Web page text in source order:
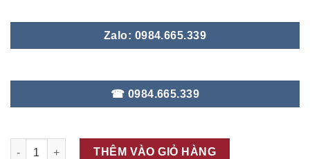
Zalo: 0984.665.339
☎ 0984.665.339
ĐC – B46 số lượng
THÊM VÀO GIỎ HÀNG